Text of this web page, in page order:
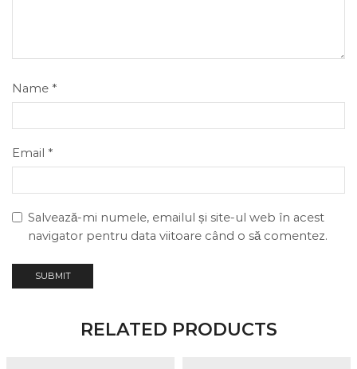
Name *
Email *
Salvează-mi numele, emailul și site-ul web în acest
navigator pentru data viitoare când o să comentez.
RELATED PRODUCTS